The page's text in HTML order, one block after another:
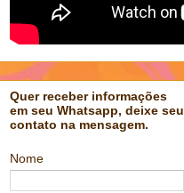
Quer receber informações
em seu Whatsapp, deixe seu
contato na mensagem.
Nome